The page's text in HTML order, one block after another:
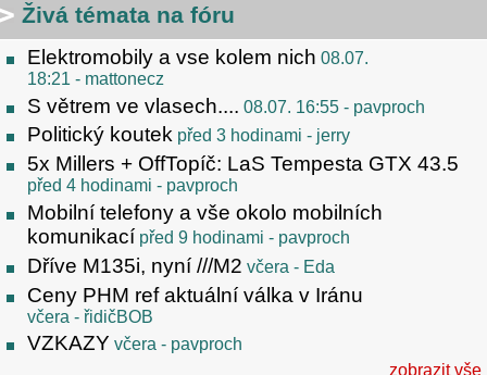
Živá témata na fóru
Elektromobily a vse kolem nich 08.07.
18:21 - mattonecz
S větrem ve vlasech.... 08.07. 16:55 - pavproch
Politický koutek před 3 hodinami - jerry
5x Millers + OffTopíč: LaS Tempesta GTX 43.5
před 4 hodinami - pavproch
Mobilní telefony a vše okolo mobilních
komunikací před 9 hodinami - pavproch
Dříve M135i, nyní ///M2 včera - Eda
Ceny PHM ref aktuální válka v Iránu
včera - řidičBOB
VZKAZY včera - pavproch
zobrazit vše